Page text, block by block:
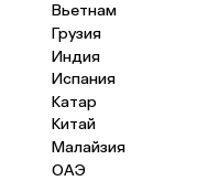
Вьетнам
Грузия
Индия
Испания
Катар
Китай
Малайзия
ОАЭ